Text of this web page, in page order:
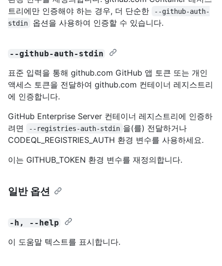
트리에만 인증해야 하는 경우, 더 단순한
--github-auth-
stdin
옵션을 사용하여 인증할 수 있습니다.
--github-auth-stdin
표준 입력을 통해 github.com GitHub 앱 토큰 또는 개인
액세스 토큰을 전달하여 github.com 컨테이너 레지스트리
에 인증합니다.
GitHub Enterprise Server 컨테이너 레지스트리에 인증하
려면
--registries-auth-stdin 을(를) 전달하거나
CODEQL_REGISTRIES_AUTH 환경 변수를 사용하세요.
이는 GITHUB_TOKEN 환경 변수를 재정의합니다.
일반 옵션
-h, --help
이 도움말 텍스트를 표시합니다.